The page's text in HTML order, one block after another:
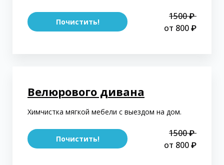
Почистить!
1500 ₽
от 800 ₽
Велюрового дивана
Химчистка мягкой мебели с выездом на дом.
Почистить!
1500 ₽
от 800 ₽